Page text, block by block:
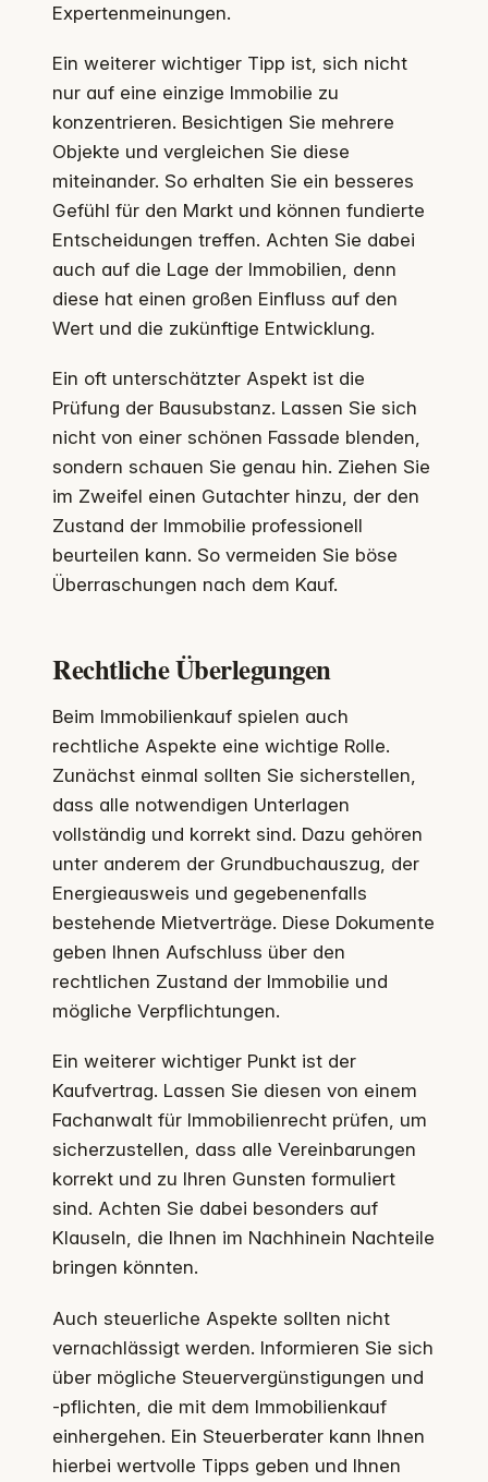
Expertenmeinungen.
Ein weiterer wichtiger Tipp ist, sich nicht
nur auf eine einzige Immobilie zu
konzentrieren. Besichtigen Sie mehrere
Objekte und vergleichen Sie diese
miteinander. So erhalten Sie ein besseres
Gefühl für den Markt und können fundierte
Entscheidungen treffen. Achten Sie dabei
auch auf die Lage der Immobilien, denn
diese hat einen großen Einfluss auf den
Wert und die zukünftige Entwicklung.
Ein oft unterschätzter Aspekt ist die
Prüfung der Bausubstanz. Lassen Sie sich
nicht von einer schönen Fassade blenden,
sondern schauen Sie genau hin. Ziehen Sie
im Zweifel einen Gutachter hinzu, der den
Zustand der Immobilie professionell
beurteilen kann. So vermeiden Sie böse
Überraschungen nach dem Kauf.
Rechtliche Überlegungen
Beim Immobilienkauf spielen auch
rechtliche Aspekte eine wichtige Rolle.
Zunächst einmal sollten Sie sicherstellen,
dass alle notwendigen Unterlagen
vollständig und korrekt sind. Dazu gehören
unter anderem der Grundbuchauszug, der
Energieausweis und gegebenenfalls
bestehende Mietverträge. Diese Dokumente
geben Ihnen Aufschluss über den
rechtlichen Zustand der Immobilie und
mögliche Verpflichtungen.
Ein weiterer wichtiger Punkt ist der
Kaufvertrag. Lassen Sie diesen von einem
Fachanwalt für Immobilienrecht prüfen, um
sicherzustellen, dass alle Vereinbarungen
korrekt und zu Ihren Gunsten formuliert
sind. Achten Sie dabei besonders auf
Klauseln, die Ihnen im Nachhinein Nachteile
bringen könnten.
Auch steuerliche Aspekte sollten nicht
vernachlässigt werden. Informieren Sie sich
über mögliche Steuervergünstigungen und
-pflichten, die mit dem Immobilienkauf
einhergehen. Ein Steuerberater kann Ihnen
hierbei wertvolle Tipps geben und Ihnen